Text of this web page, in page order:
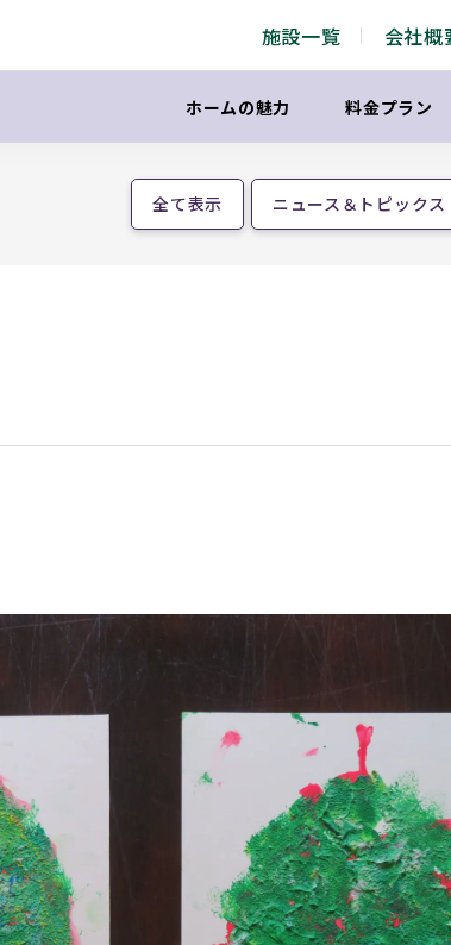
施設一覧 会社概
ホームの魅力 料金プラン
全て表示 ニュース＆トピックス